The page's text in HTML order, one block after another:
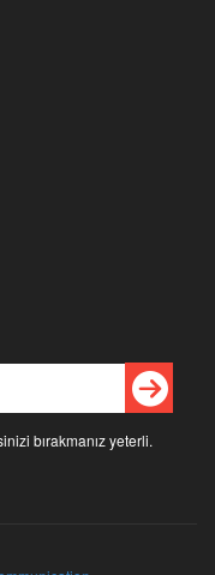
bırakmanız yeterli.